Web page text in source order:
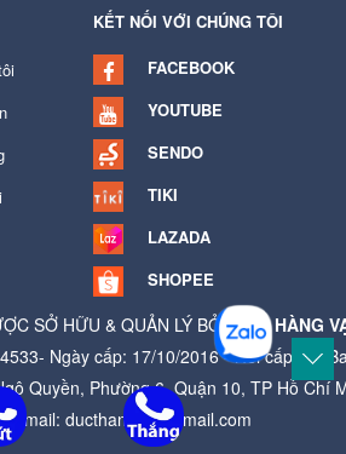
KẾT NỐI VỚI CHÚNG TÔI
FACEBOOK
YOUTUBE
SENDO
TIKI
LAZADA
SHOPEE
SỞ HỮU & QUẢN LÝ BỞICỬA HÀNG
Ngày cấp: 17/10/2016 - Nơi cấp: Ủy
Quyền, Phường 6, Quận 10, TP Hồ Chí
Email: ducthangag@gmail.com